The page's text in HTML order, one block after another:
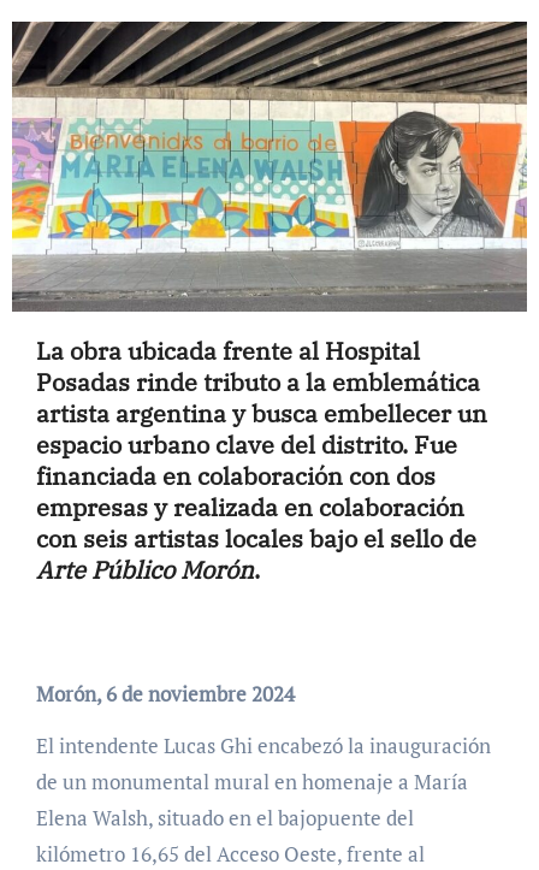
La obra ubicada frente al Hospital
Posadas rinde tributo a la emblemática
artista argentina y busca embellecer un
espacio urbano clave del distrito. Fue
financiada en colaboración con dos
empresas y realizada en colaboración
con seis artistas locales bajo el sello de
Arte Público Morón.
Morón, 6 de noviembre 2024
El intendente Lucas Ghi encabezó la inauguración
de un monumental mural en homenaje a María
Elena Walsh, situado en el bajopuente del
kilómetro 16,65 del Acceso Oeste, frente al